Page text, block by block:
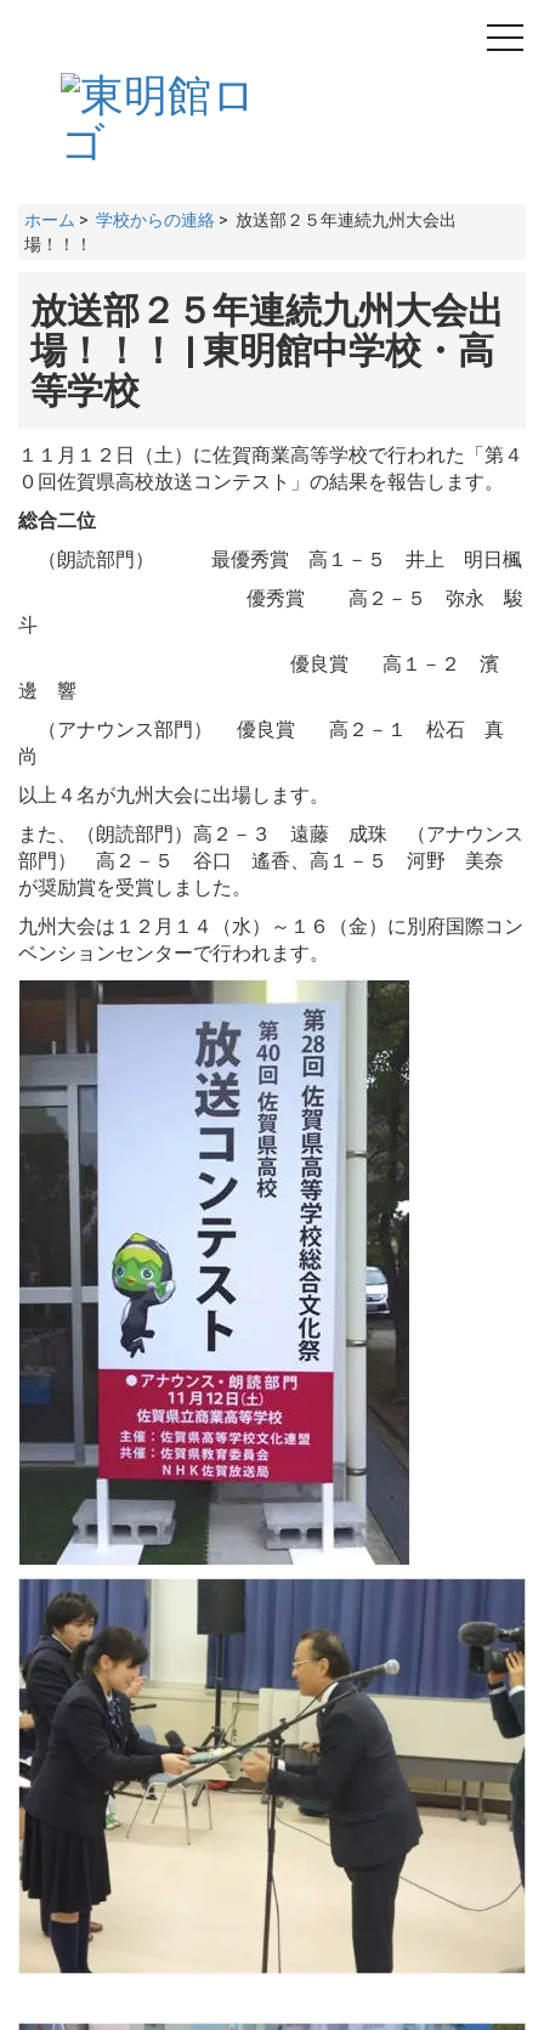
ホーム > 学校からの連絡 > 放送部２５年連続九州大会出
場！！！
放送部２５年連続九州大会出
場！！！ | 東明館中学校・高
等学校
１１ 月１２ 日（土）に佐賀商業高等学校で行われた「第４
０ 回佐賀県高校放送コンテスト」の結果を報告します。
総合二位
（朗読部門）
最優秀賞 高１－５ 井上 明日楓
優秀賞 高２－５ 弥永 駿
斗
優良賞 高１－２ 濱
邊 響
（アナウンス部門） 優良賞 高２－１ 松石 真
尚
以上４名が九州大会に出場します。
また、（朗読部門） 高２－３ 遠藤 成珠 （アナウンス
部門） 高２－５ 谷口 遙香、 高１－５ 河野 美奈
が奨励賞を受賞しました。
九州大会は１２ 月１４ （水）～１６
（金）に別府国際コン
ベンションセンターで行われます。